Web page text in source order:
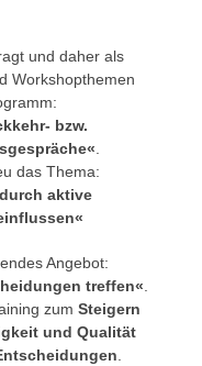
und daher als
Workshopthemen
bzw.
das Thema:
aktive
Angebot:
treffen«
zum Steigern
und Qualität